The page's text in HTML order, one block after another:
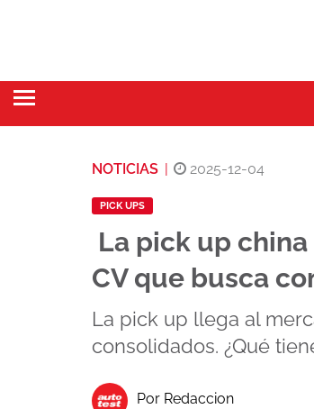
NOTICIAS 2025-12-04
PICK UPS
La pick up
CV que busca
La pick up llega al
consolidados. ¿Qué
Por Redaccion